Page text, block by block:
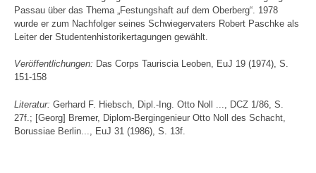
Passau über das Thema „Festungshaft auf dem Oberberg“. 1978
wurde er zum Nachfolger seines Schwiegervaters Robert Paschke als
Leiter der Studentenhistorikertagungen gewählt.
Veröffentlichungen: Das Corps Tauriscia Leoben, EuJ 19 (1974), S.
151-158
Literatur: Gerhard F. Hiebsch, Dipl.-Ing. Otto Noll ..., DCZ 1/86, S.
27f.; [Georg] Bremer, Diplom-Bergingenieur Otto Noll des Schacht,
Borussiae Berlin..., EuJ 31 (1986), S. 13f.